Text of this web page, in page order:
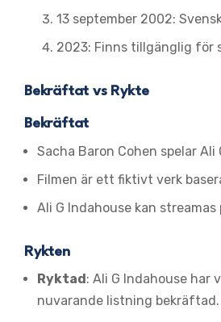
13 september 2002:
2023: Finns tillgänglig för
Bekräftat vs Rykte
Bekräftat
Sacha Baron Cohen spelar Ali
Filmen är ett fiktivt verk
Ali G Indahouse kan streamas
Rykten
Ryktad: Ali G Indahouse har
nuvarande listning bekräftad.